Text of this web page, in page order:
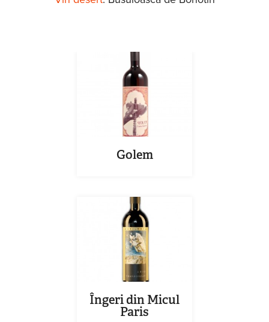
Golem
Îngeri din Micul
Paris